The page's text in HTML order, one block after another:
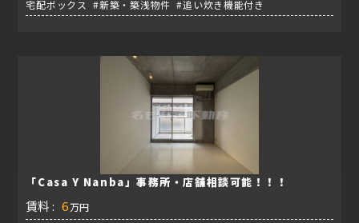
宅配ボックス #新築・築浅物件 #追い炊き機能付き
「Casa Y Nanba」事務所・店舗相談可能！！！
賃料 : 6万円